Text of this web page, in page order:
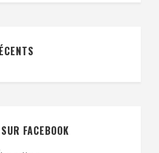
FACEBOOK